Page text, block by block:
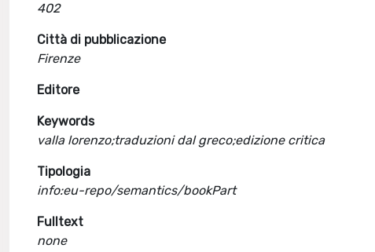
402
Città di pubblicazione
Firenze
Editore
Keywords
valla lorenzo;traduzioni dal greco;edizione critica
Tipologia
info:eu-repo/semantics/bookPart
Fulltext
none